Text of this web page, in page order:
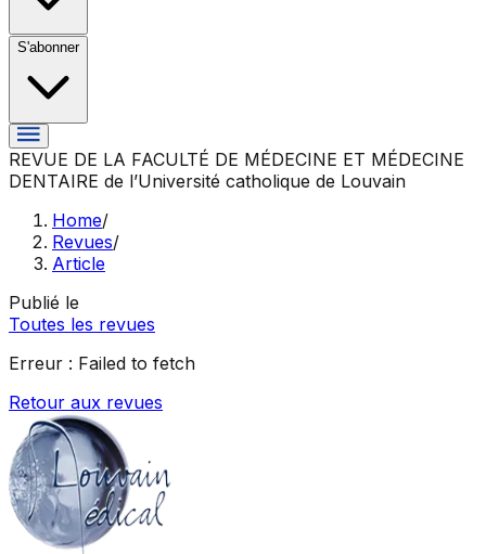
S'abonner
REVUE DE LA FACULTÉ DE MÉDECINE ET MÉDECINE
DENTAIRE de l’Université catholique de Louvain
Home/
Revues/
Article
Publié le
Toutes les revues
Erreur : Failed to fetch
Retour aux revues